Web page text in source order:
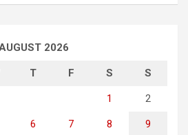
2026
T F S S
1 2
6 7 8 9